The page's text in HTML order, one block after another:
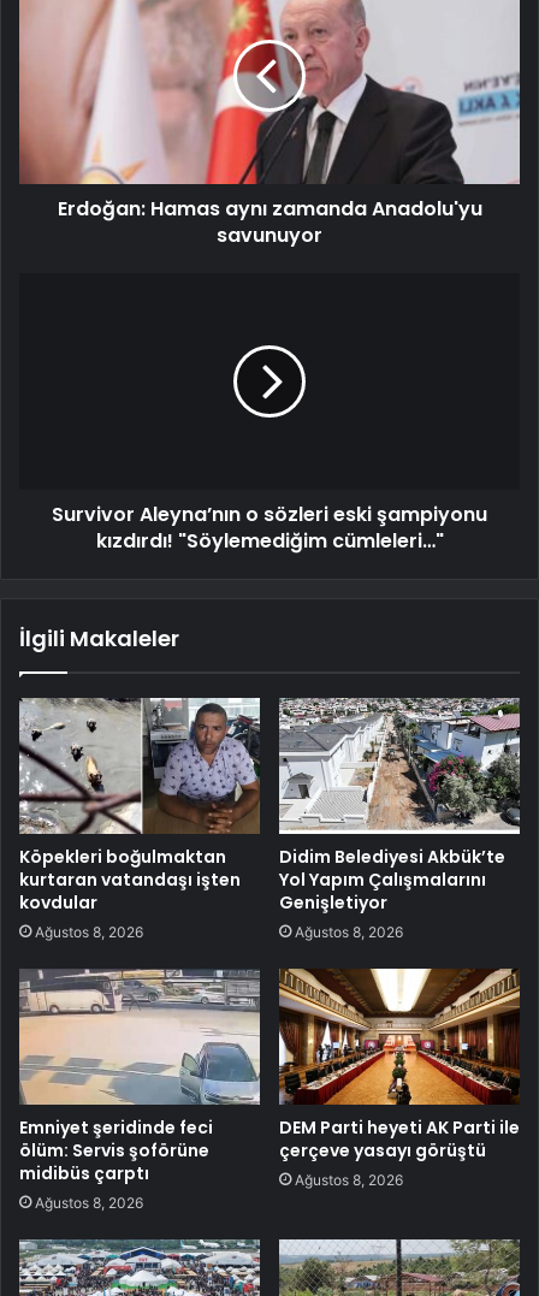
Erdoğan: Hamas aynı zamanda Anadolu'yu
savunuyor
Survivor Aleyna’nın o sözleri eski şampiyonu
kızdırdı! "Söylemediğim cümleleri…"
İlgili Makaleler
Köpekleri boğulmaktan
kurtaran vatandaşı işten
kovdular
Ağustos 8, 2026
Didim Belediyesi Akbük’te
Yol Yapım Çalışmalarını
Genişletiyor
Ağustos 8, 2026
Emniyet şeridinde feci
ölüm: Servis şoförüne
midibüs çarptı
Ağustos 8, 2026
DEM Parti heyeti AK Parti ile
çerçeve yasayı görüştü
Ağustos 8, 2026